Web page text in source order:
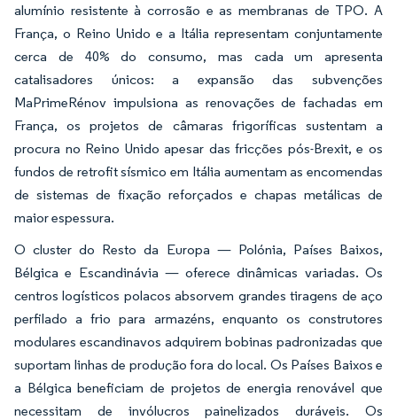
alumínio resistente à corrosão e as membranas de TPO. A
França, o Reino Unido e a Itália representam conjuntamente
cerca de 40% do consumo, mas cada um apresenta
catalisadores únicos: a expansão das subvenções
MaPrimeRénov impulsiona as renovações de fachadas em
França, os projetos de câmaras frigoríficas sustentam a
procura no Reino Unido apesar das fricções pós-Brexit, e os
fundos de retrofit sísmico em Itália aumentam as encomendas
de sistemas de fixação reforçados e chapas metálicas de
maior espessura.
O cluster do Resto da Europa — Polónia, Países Baixos,
Bélgica e Escandinávia — oferece dinâmicas variadas. Os
centros logísticos polacos absorvem grandes tiragens de aço
perfilado a frio para armazéns, enquanto os construtores
modulares escandinavos adquirem bobinas padronizadas que
suportam linhas de produção fora do local. Os Países Baixos e
a Bélgica beneficiam de projetos de energia renovável que
necessitam de invólucros painelizados duráveis. Os